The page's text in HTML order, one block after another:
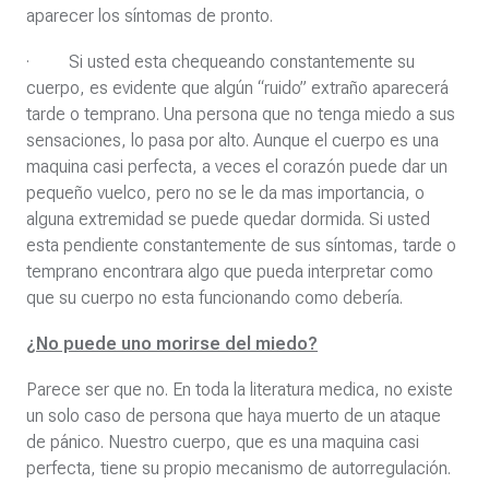
aparecer los síntomas de pronto.
· Si usted esta chequeando constantemente su
cuerpo, es evidente que algún “ruido” extraño aparecerá
tarde o temprano. Una persona que no tenga miedo a sus
sensaciones, lo pasa por alto. Aunque el cuerpo es una
maquina casi perfecta, a veces el corazón puede dar un
pequeño vuelco, pero no se le da mas importancia, o
alguna extremidad se puede quedar dormida. Si usted
esta pendiente constantemente de sus síntomas, tarde o
temprano encontrara algo que pueda interpretar como
que su cuerpo no esta funcionando como debería.
¿No puede uno morirse del miedo?
Parece ser que no. En toda la literatura medica, no existe
un solo caso de persona que haya muerto de un ataque
de pánico. Nuestro cuerpo, que es una maquina casi
perfecta, tiene su propio mecanismo de autorregulación.